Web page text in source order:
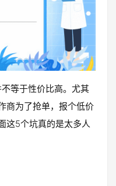
等于性价比高。尤其
商为了抢单，报个低价
这5个坑真的是太多人